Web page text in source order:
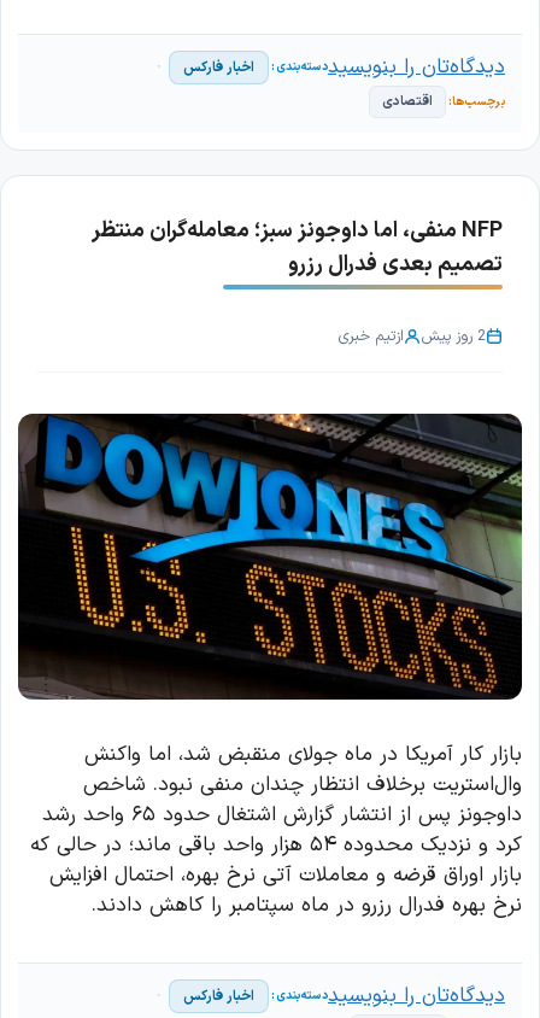
اخبار فارکس
اقتصادی
دیدگاه‌تان را بنویسید
NFP منفی، اما داوجونز سبز؛ معامله‌گران منتظر
تصمیم بعدی فدرال رزرو
2 روز پیش ازتیم خبری
بازار کار آمریکا در ماه جولای منقبض شد، اما واکنش
وال‌استریت برخلاف انتظار چندان منفی نبود. شاخص
داوجونز پس از انتشار گزارش اشتغال حدود ۶۵ واحد رشد
کرد و نزدیک محدوده ۵۴ هزار واحد باقی ماند؛ در حالی که
بازار اوراق قرضه و معاملات آتی نرخ بهره، احتمال افزایش
نرخ بهره فدرال رزرو در ماه سپتامبر را کاهش دادند.
اخبار فارکس دیدگاه‌تان را بنویسید